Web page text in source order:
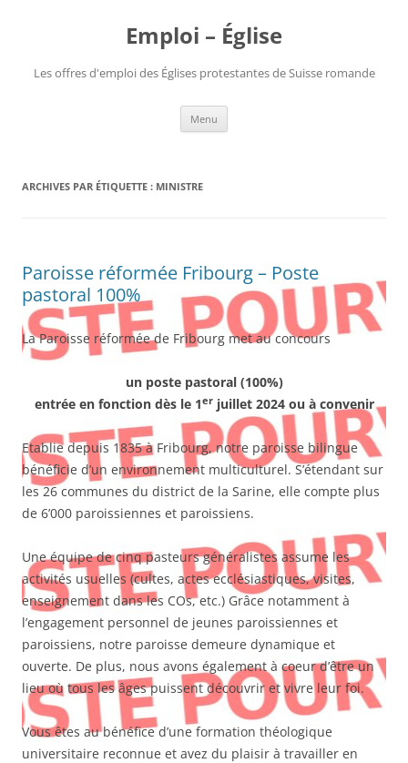
Emploi – Église
Les offres d'emploi des Églises protestantes de Suisse romande
Menu
ARCHIVES PAR ÉTIQUETTE : MINISTRE
Paroisse réformée Fribourg – Poste
pastoral 100%
La Paroisse réformée de Fribourg met au concours
un poste pastoral (100%)
entrée en fonction dès le 1erjuillet 2024 ou à convenir
Etablie depuis 1835 à Fribourg, notre paroisse bilingue
bénéficie d’un environnement multiculturel. S’étendant sur
les 26 communes du district de la Sarine, elle compte plus
de 6’000 paroissiennes et paroissiens.
Une équipe de cinq pasteurs généralistes assume les
activités usuelles (cultes, actes ecclésiastiques, visites,
enseignement dans les COs, etc.) Grâce notamment à
l’engagement personnel de jeunes paroissiennes et
paroissiens, notre paroisse demeure dynamique et
ouverte. De plus, nous avons également à coeur d’être un
lieu où tous les âges puissent découvrir et vivre leur foi.
Vous êtes au bénéfice d’une formation théologique
universitaire reconnue et avez du plaisir à travailler en